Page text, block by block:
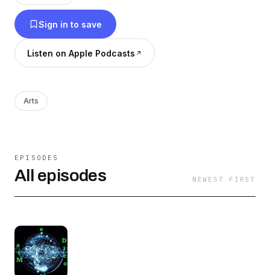
Sign in to save
Listen on Apple Podcasts
Arts
EPISODES
All episodes NEWEST FIRST